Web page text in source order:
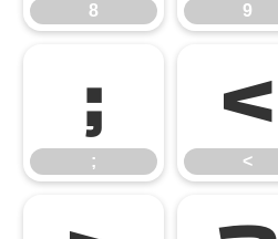
8 9
;
;
<
<